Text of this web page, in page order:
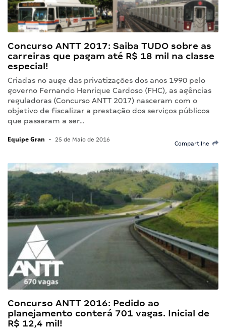
Concurso ANTT 2017: Saiba TUDO sobre as
carreiras que pagam até R$ 18 mil na classe
especial!
Criadas no auge das privatizações dos anos 1990 pelo
governo Fernando Henrique Cardoso (FHC), as agências
reguladoras (Concurso ANTT 2017) nasceram com o
objetivo de fiscalizar a prestação dos serviços públicos
que passaram a ser…
Equipe Gran • 25 de Maio de 2016
Compartilhe
Concurso ANTT 2016: Pedido ao
planejamento conterá 701 vagas. Inicial de
R$ 12,4 mil!